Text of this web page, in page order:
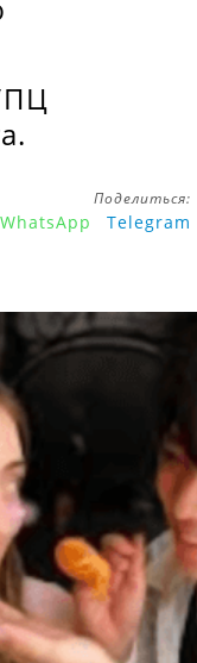
Поделиться:
WhatsApp Telegram